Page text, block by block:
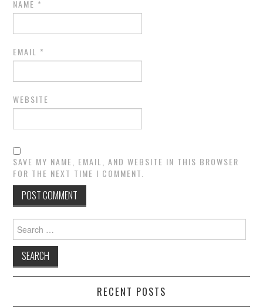
NAME *
EMAIL *
WEBSITE
SAVE MY NAME, EMAIL, AND WEBSITE IN THIS BROWSER
FOR THE NEXT TIME I COMMENT.
for:
RECENT POSTS